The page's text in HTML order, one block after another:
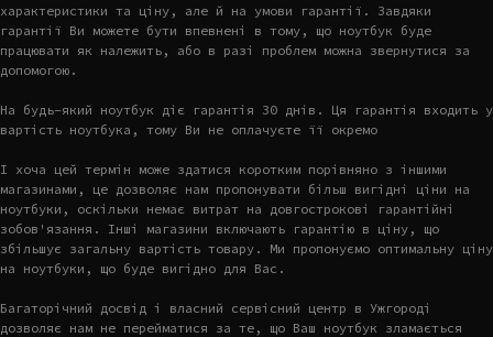
характеристики та ціну, але й на умови гарантії. Завдяки
гарантії Ви можете бути впевнені в тому, що ноутбук буде
працювати як належить, або в разі проблем можна звернутися за
допомогою.
На будь-який ноутбук діє гарантія 30 днів. Ця гарантія входить у
вартість ноутбука, тому Ви не оплачуєте її окремо
І хоча цей термін може здатися коротким порівняно з іншими
магазинами, це дозволяє нам пропонувати більш вигідні ціни на
ноутбуки, оскільки немає витрат на довгострокові гарантійні
зобов'язання. Інші магазини включають гарантію в ціну, що
збільшує загальну вартість товару. Ми пропонуємо оптимальну ціну
на ноутбуки, що буде вигідно для Вас.
Багаторічний досвід і власний сервісний центр в Ужгороді
дозволяє нам не перейматися за те, що Ваш ноутбук зламається